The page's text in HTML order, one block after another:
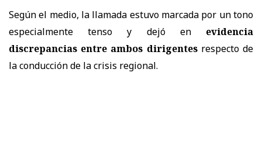
Según el medio, la llamada estuvo marcada por un tono
especialmente tenso y dejó en evidencia
discrepancias entre ambos dirigentesrespecto de
la conducción de la crisis regional.